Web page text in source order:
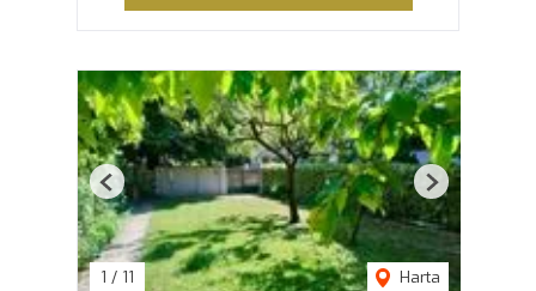
1 / 11 Harta
Previous Next